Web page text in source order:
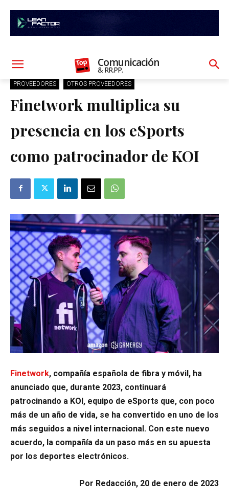
Comunicación
& RR.PP.
PROVEEDORES OTROS PROVEEDORES
Finetwork multiplica su
presencia en los eSports
como patrocinador de KOI
Finetwork, compañía española de fibra y móvil, ha
anunciado que, durante 2023, continuará
patrocinando a KOI, equipo de eSports que, con poco
más de un año de vida, se ha convertido en uno de los
más seguidos a nivel internacional. Con este nuevo
acuerdo, la compañía da un paso más en su apuesta
por los deportes electrónicos.
Por Redacción, 20 de enero de 2023